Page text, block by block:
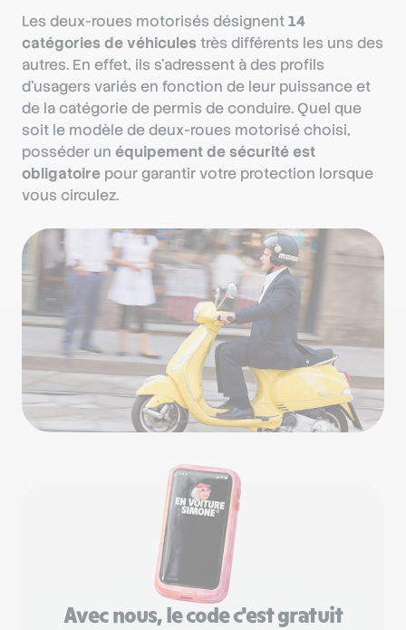
Les deux-roues motorisés désignent14
catégories de véhiculestrès différents les uns des
autres. En effet, ils s’adressent à des profils
d’usagers variés en fonction de leur puissance et
de la catégorie de permis de conduire. Quel que
soit le modèle de deux-roues motorisé choisi,
posséder un équipement de sécurité est
obligatoire pour garantir votre protection lorsque
vous circulez.
Avec nous, le code c'est gratuit